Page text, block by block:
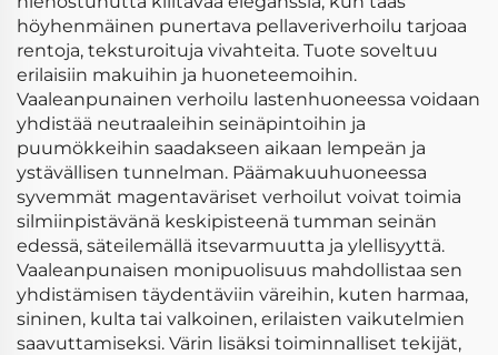
höyhenmäinen punertava pellaveriverhoilu tarjoaa
rentoja, teksturoituja vivahteita. Tuote soveltuu
erilaisiin makuihin ja huoneteemoihin.
Vaaleanpunainen verhoilu lastenhuoneessa voidaan
yhdistää neutraaleihin seinäpintoihin ja
puumökkeihin saadakseen aikaan lempeän ja
ystävällisen tunnelman. Päämakuuhuoneessa
syvemmät magentaväriset verhoilut voivat toimia
silmiinpistävänä keskipisteenä tumman seinän
edessä, säteilemällä itsevarmuutta ja ylellisyyttä.
Vaaleanpunaisen monipuolisuus mahdollistaa sen
yhdistämisen täydentäviin väreihin, kuten harmaa,
sininen, kulta tai valkoinen, erilaisten vaikutelmien
saavuttamiseksi. Värin lisäksi toiminnalliset tekijät,